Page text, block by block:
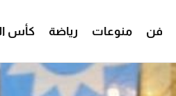
فن منوعات رياضة كأس